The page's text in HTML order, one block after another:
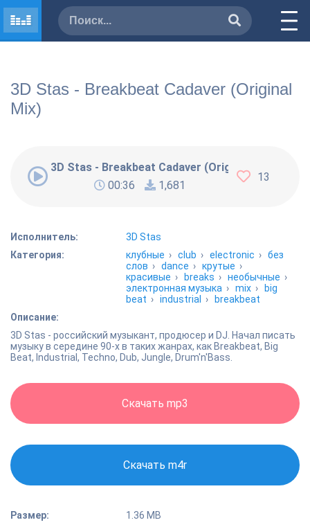
3D Stas - Breakbeat Cadaver (Original
Mix)
3D Stas - Breakbeat Cadaver (Original Mix)
00:36
1,681
13
Исполнитель:
3D Stas
Категория:
клубные ›club ›electronic ›без
слов ›dance ›крутые ›
красивые › breaks ›необычные ›
электронная музыка ›mix ›
big
beat ›industrial ›
breakbeat
Описание:
3D Stas - российский музыкант, продюсер и DJ. Начал писать
музыку в середине 90-х в таких жанрах, как Breakbeat, Big
Beat, Industrial, Techno, Dub, Jungle, Drum'n'Bass.
Скачать mp3
Скачать m4r
Размер:
1.36 MB